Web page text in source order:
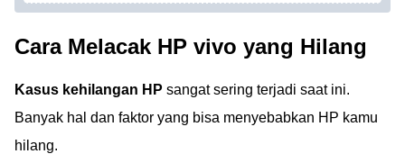
Cara Melacak HP vivo yang Hilang
Kasus kehilangan HP sangat sering terjadi saat ini.
Banyak hal dan faktor yang bisa menyebabkan HP kamu
hilang.